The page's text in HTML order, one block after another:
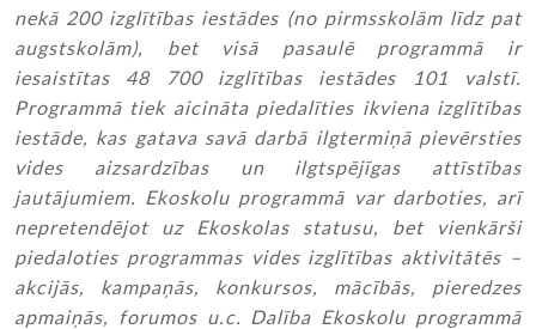
nekā 200 izglītības iestādes (no pirmsskolām līdz pat
augstskolām), bet visā pasaulē programmā ir
iesaistītas 48 700 izglītības iestādes 101 valstī.
Programmā tiek aicināta piedalīties ikviena izglītības
iestāde, kas gatava savā darbā ilgtermiņā pievērsties
vides aizsardzības un ilgtspējīgas attīstības
jautājumiem. Ekoskolu programmā var darboties, arī
nepretendējot uz Ekoskolas statusu, bet vienkārši
piedaloties programmas vides izglītības aktivitātēs –
akcijās, kampaņās, konkursos, mācībās, pieredzes
apmaiņās, forumos u.c. Dalība Ekoskolu programmā